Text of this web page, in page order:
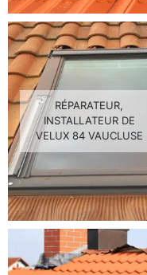
RÉPARATEUR,
INSTALLATEUR DE
VELUX 84 VAUCLUSE